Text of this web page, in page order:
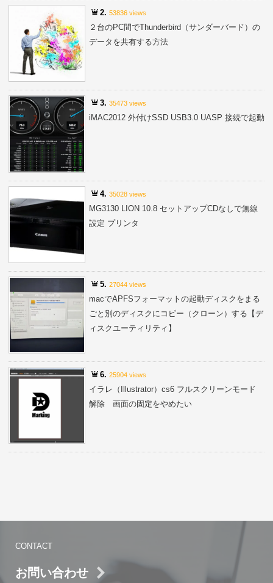
2.53836 views
２台のPC間でThunderbird（サンダーバード）の
データを共有する方法
3.35473 views
iMAC2012 外付けSSD USB3.0 UASP 接続で起動
4.35028 views
MG3130 LION 10.8 セットアップCDなしで無線
設定 プリンタ
5.27044 views
macでAPFSフォーマットの起動ディスクをまる
ごと別のディスクにコピー（クローン）する【デ
ィスクユーティリティ】
6.25904 views
イラレ（Illustrator）cs6 フルスクリーンモード
解除 画面の固定をやめたい
CONTACT
お問い合わせ